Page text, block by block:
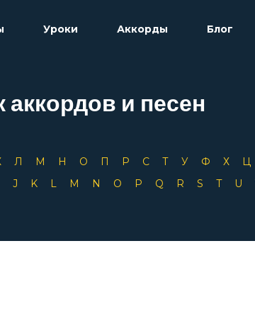
Уроки Аккорды Блог
аккордов и песен
Л М Н О П Р С Т У Ф Х Ц
J K L M N O P Q R S T U